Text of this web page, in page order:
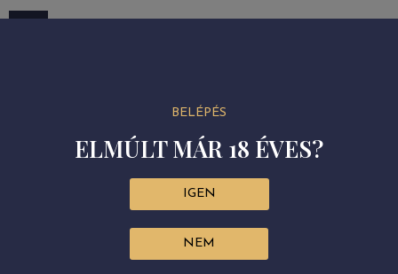
BELÉPÉS
ELMÚLT MÁR 18 ÉVES?
IGEN
NEM